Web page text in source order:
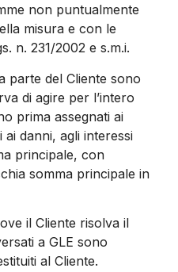
non puntualmente
misura e con le
n. 231/2002 e s.m.i.
parte del Cliente sono
di agire per l’intero
prima assegnati ai
danni, agli interessi
principale, con
somma principale in
il Cliente risolva il
a GLE sono
al Cliente.